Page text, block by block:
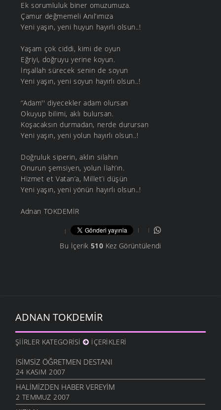
Ek sorumluluk biner omuzumuza.
Çamur değmemeli Anıl’ımıza
Yeni yaşın, yeni huyun hayırlı olsun..!
Yaşam çok ciddi, kimi de oyun
Eğriyi, doğruyu yerine koyun.
İnşallah sürecek senin de soyun
Yeni yaşın, yeni soyun hayırlı olsun..!
‘’Adam'' diyecekler adam olursan
Okuyup bilimi, aklı bulursan.
Koşacaksın durmadan, nerde durursan
Yeni yaşın, yeni yolun hayırlı olsun..!
Doğruluk siperin, aklın silahın
Onurun şemsiyen, yolun İlah’ın.
Hizmet et Vatan’a, Millet’i düşün
Yeni yaşın, yeni yönün hayırlı olsun..!
Adnan TOKDEMİR
Bu İçerik 510Kez Görüntülendi
ADNAN TOKDEMIR
ŞIIRLER KATEGORISI İÇERIKLERI
İSIMSIZ ÖĞRETMEN DESTANI
24 KASIM 2007
HALIMIZDEN HABER VEREYIM
2 TEMMUZ 2007